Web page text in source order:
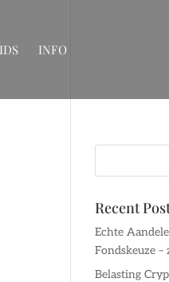
INFO
Recent
Echte
Fondskeuze –
Belasting